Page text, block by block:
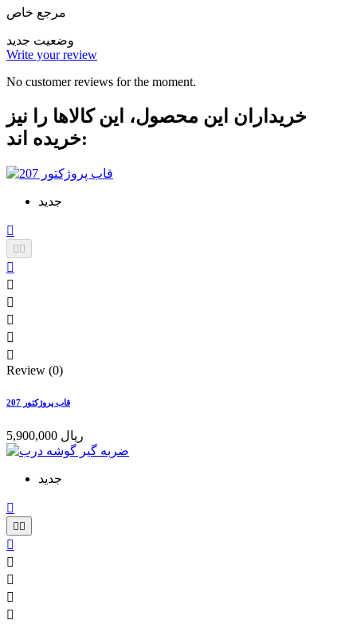
مرجع خاص
وضعیت جدید
Write your review
No customer reviews for the moment.
خریداران این محصول، این کالاها را نیز
خریده اند:
جدید

 






Review (0)
قاب پروژکتور 207
5,900,000 ریال
جدید

 




